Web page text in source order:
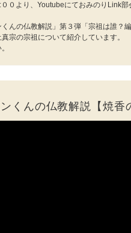
００より、YoutubeにておみのりLink
んの仏教解説」第３弾「宗祖は誰？
宗の宗祖について紹介しています。
くんの仏教解説【焼香